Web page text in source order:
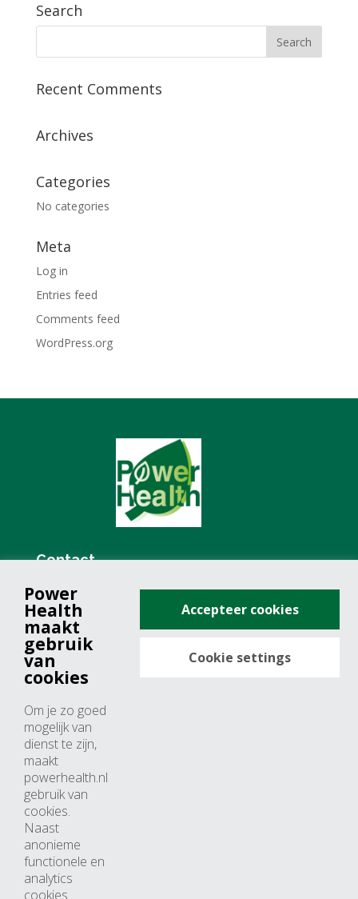
Search
Recent Comments
Archives
Categories
No categories
Meta
Log in
Entries feed
Comments feed
WordPress.org
Contact
+31 (0)76 571 19 68
info@powerhealth.nl
Adresse
4817 ZH breda
Nederland
Horaires d’ouvertures
Du lundi au jeudi: 09:00 – 17:00
Vendredi: 09:00 – 15:00
Power
Health
maakt
gebruik
van
cookies
Om je zo goed
mogelijk van
dienst te zijn,
maakt
powerhealth.nl
gebruik van
cookies.
Naast
anonieme
functionele en
analytics
cookies
Accepteer cookies
Cookie settings